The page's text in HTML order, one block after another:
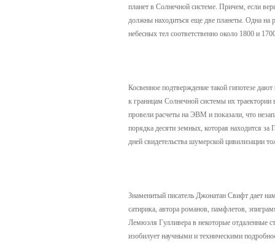
планет в Солнечной системе. Причем, если
должны находиться еще две планеты. Одна на
небесных тел соответственно около 1800 и
Косвенное подтверждение такой гипотезе
к границам Солнечной системы их
провели расчеты на ЭВМ и показали, что
порядка десяти земных, которая находится
дней свидетельства шумерской цивилизации
Знаменитый писатель Джонатан Свифт дает
сатирика, автора романов, памфлетов,
Лемюэля Гулливера в некоторые отдаленные
изобилует научными и техническими